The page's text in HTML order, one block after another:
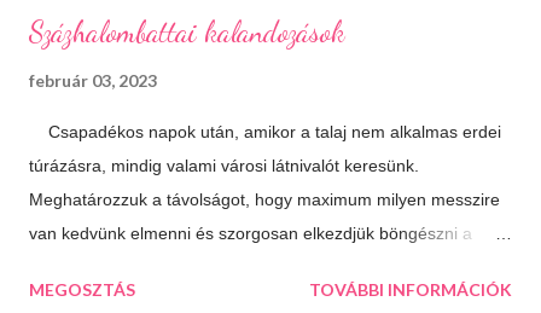
Százhalombattai kalandozások
február 03, 2023
Csapadékos napok után, amikor a talaj nem alkalmas erdei
túrázásra, mindig valami városi látnivalót keresünk.
Meghatározzuk a távolságot, hogy maximum milyen messzire
van kedvünk elmenni és szorgosan elkezdjük böngészni a
települést. Így esett a választásunk következő úticélként
MEGOSZTÁS TOVÁBBI INFORMÁCIÓK